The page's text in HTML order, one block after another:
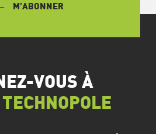
M’ABONNER
VOUS À
TECHNOPOLE